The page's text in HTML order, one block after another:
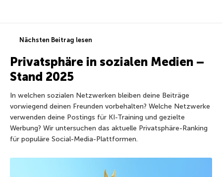
Nächsten Beitrag lesen
Privatsphäre in sozialen Medien –
Stand 2025
In welchen sozialen Netzwerken bleiben deine Beiträge
vorwiegend deinen Freunden vorbehalten? Welche Netzwerke
verwenden deine Postings für KI-Training und gezielte
Werbung? Wir untersuchen das aktuelle Privatsphäre-Ranking
für populäre Social-Media-Plattformen.